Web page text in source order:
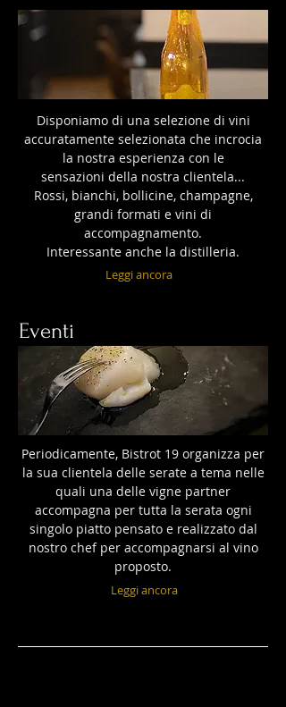
Disponiamo di una selezione di vini
accuratamente selezionata che incrocia
la nostra esperienza con le
sensazioni della nostra clientela...
Rossi, bianchi, bollicine, champagne,
grandi formati e vini di
accompagnamento.
Interessante anche la distilleria.
Leggi ancora
Eventi
Periodicamente, Bistrot 19 organizza per
la sua clientela delle serate a tema nelle
quali una delle vigne partner
accompagna per tutta la serata ogni
singolo piatto pensato e realizzato dal
nostro chef per accompagnarsi al vino
proposto.
Leggi ancora